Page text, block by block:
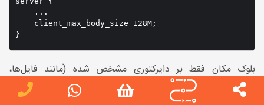
    ...
    client_max_body_size 128M;
بلوک مکان فقط بر دایرکتوری مشخص شده (مانند فایل‌ها،
آپلودها) در داخل یک سایت/برنامه تأثیر می‌گذارد.